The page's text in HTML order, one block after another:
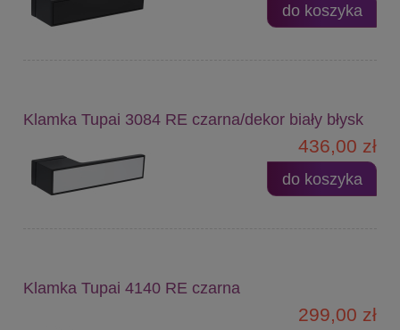
do koszyka
Klamka Tupai 3084 RE czarna/dekor biały błysk
436,00 zł
do koszyka
Klamka Tupai 4140 RE czarna
299,00 zł